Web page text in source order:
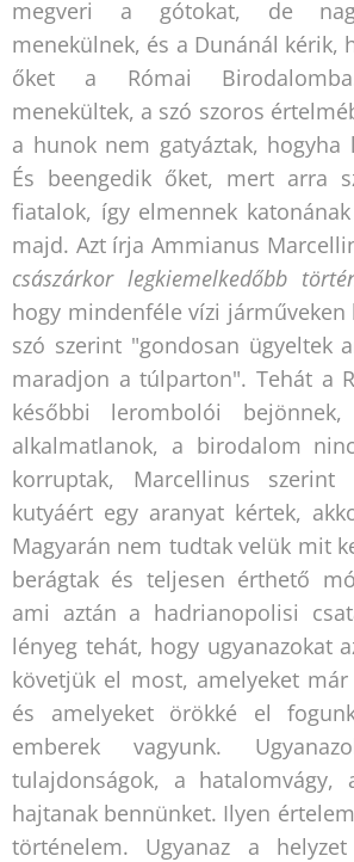
megveri a gótokat, de
menekülnek, és a Dunánál kérik,
őket a Római
menekültek, a szó szoros
a hunok nem gatyáztak, hogyha
És beengedik őket, mert arra
fiatalok, így elmennek
majd. Azt írja Ammianus
császárkor legkiemelkedőbb
hogy mindenféle vízi járműveken
szó szerint "gondosan ügyeltek
maradjon a túlparton". Tehát a
későbbi lerombolói
alkalmatlanok, a birodalom
korruptak, Marcellinus
kutyáért egy aranyat kértek,
Magyarán nem tudtak velük mit
berágtak és teljesen érthető
ami aztán a hadrianopolisi
lényeg tehát, hogy ugyanazokat
követjük el most, amelyeket
és amelyeket örökké el
emberek vagyunk.
tulajdonságok, a
hajtanak bennünket. Ilyen
történelem. Ugyanaz a